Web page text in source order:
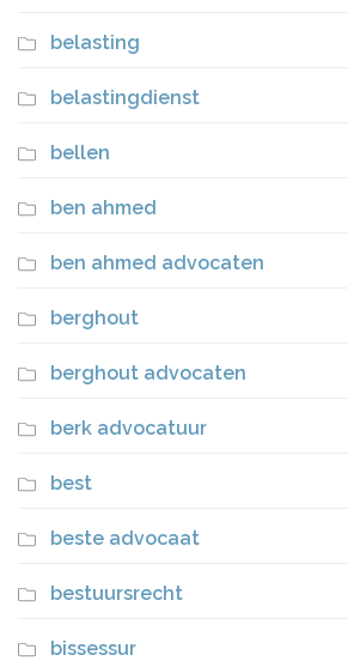
belasting
belastingdienst
bellen
ben ahmed
ben ahmed advocaten
berghout
berghout advocaten
berk advocatuur
best
beste advocaat
bestuursrecht
bissessur